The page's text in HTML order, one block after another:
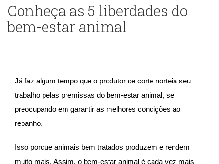
Conheça as 5 liberdades do
bem-estar animal
Já faz algum tempo que o produtor de corte norteia seu
trabalho pelas premissas do bem-estar animal, se
preocupando em garantir as melhores condições ao
rebanho.
Isso porque animais bem tratados produzem e rendem
muito mais. Assim, o bem-estar animal é cada vez mais